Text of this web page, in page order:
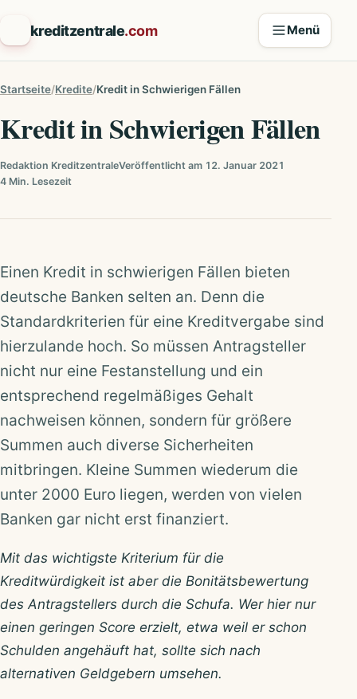
kreditzentrale.com Menü
Startseite Kredite Kredit in Schwierigen Fällen
Kredit in Schwierigen Fällen
Redaktion KreditzentraleVeröffentlicht am 12. Januar 2021
4 Min. Lesezeit
Einen Kredit in schwierigen Fällen bieten
deutsche Banken selten an. Denn die
Standardkriterien für eine Kreditvergabe sind
hierzulande hoch. So müssen Antragsteller
nicht nur eine Festanstellung und ein
entsprechend regelmäßiges Gehalt
nachweisen können, sondern für größere
Summen auch diverse Sicherheiten
mitbringen. Kleine Summen wiederum die
unter 2000 Euro liegen, werden von vielen
Banken gar nicht erst finanziert.
Mit das wichtigste Kriterium für die
Kreditwürdigkeit ist aber die Bonitätsbewertung
des Antragstellers durch die Schufa. Wer hier nur
einen geringen Score erzielt, etwa weil er schon
Schulden angehäuft hat, sollte sich nach
alternativen Geldgebern umsehen.